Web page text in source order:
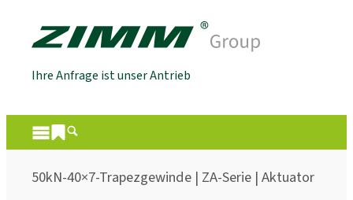
Ihre Anfrage ist unser Antrieb
50kN-40×7-Trapezgewinde | ZA-Serie | Aktuator